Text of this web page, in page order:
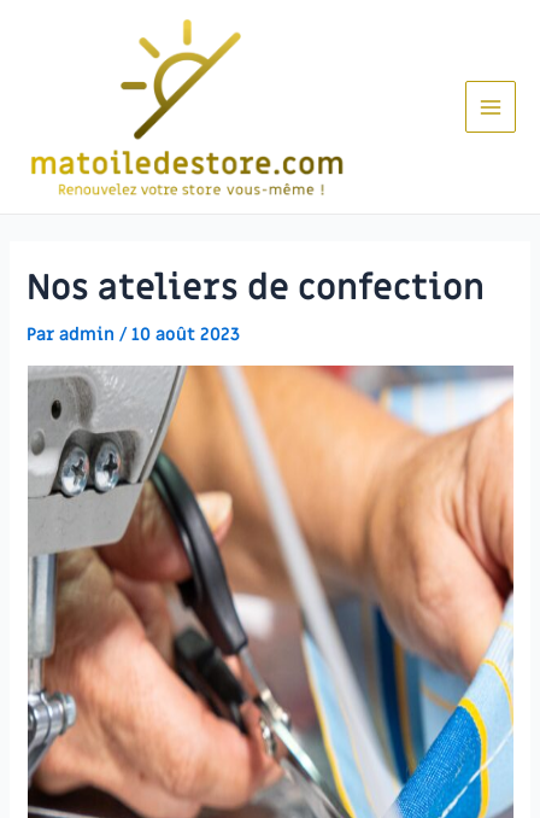
Main
Nos ateliers de confection
Paradmin/10 août 2023